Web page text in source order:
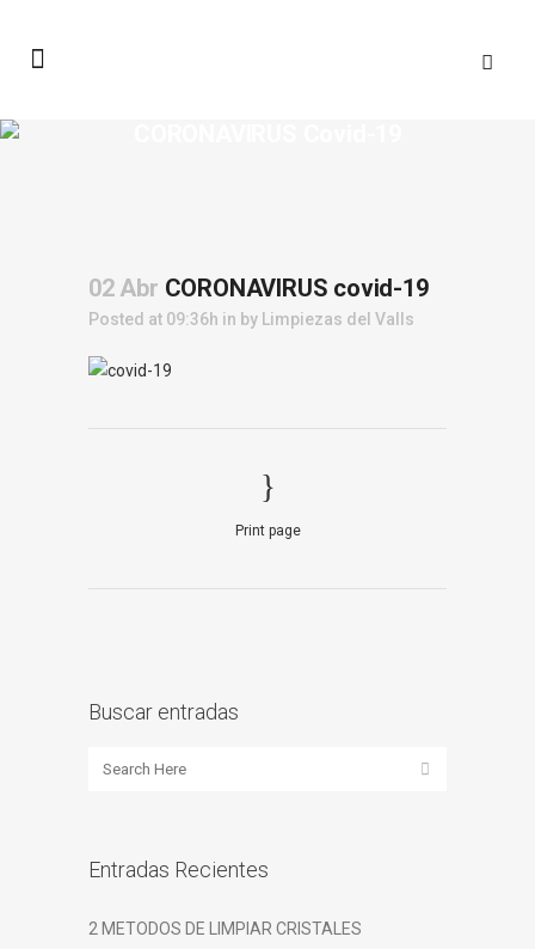
02 Abr CORONAVIRUS covid-19
Posted at 09:36h in by Limpiezas del Valls
Print page
Buscar entradas
Entradas Recientes
2 METODOS DE LIMPIAR CRISTALES